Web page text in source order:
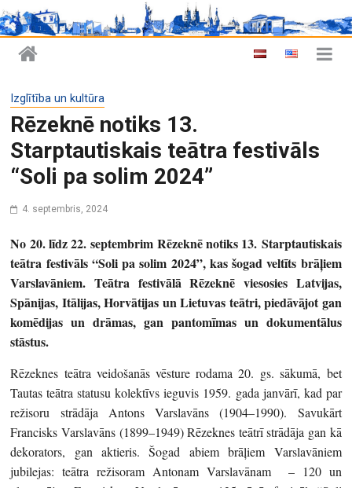
Izglītība un kultūra
Rēzeknē notiks 13.
Starptautiskais teātra festivāls
“Soli pa solim 2024”
4. septembris, 2024
No 20. līdz 22. septembrim Rēzeknē notiks 13. Starptautiskais
teātra festivāls “Soli pa solim 2024”, kas šogad veltīts brāļiem
Varslavāniem. Teātra festivālā Rēzeknē viesosies Latvijas,
Spānijas, Itālijas, Horvātijas un Lietuvas teātri, piedāvājot gan
komēdijas un drāmas, gan pantomīmas un dokumentālus
stāstus.
Rēzeknes teātra veidošanās vēsture rodama 20. gs. sākumā, bet
Tautas teātra statusu kolektīvs ieguvis 1959. gada janvārī, kad par
režisoru strādāja Antons Varslavāns (1904–1990). Savukārt
Francisks Varslavāns (1899–1949) Rēzeknes teātrī strādāja gan kā
dekorators, gan aktieris. Šogad abiem brāļiem Varslavāniem
jubilejas: teātra režisoram Antonam Varslavānam – 120 un